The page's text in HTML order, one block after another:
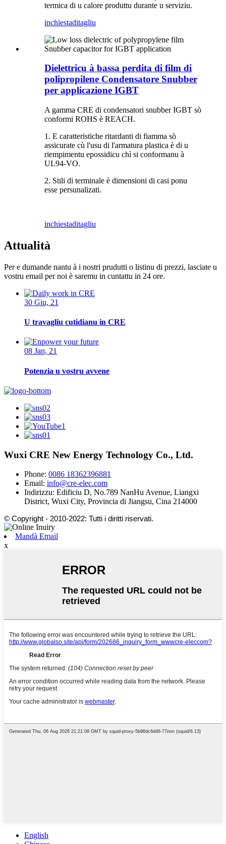
termica di u calore produttu durante u serviziu.
inchiestaditagliu
Dielettricu à bassa perdita di film di
polipropilene Condensatore Snubber
per applicazione IGBT
A gamma CRE di condensatori snubber IGBT sò
conformi ROHS è REACH.
1. E caratteristiche ritardanti di fiamma sò
assicurate cù l'usu di l'armatura plastica è di u
riempimentu epossidicu chì si conformanu à
UL94-VO.
2. Stili di terminale è dimensioni di casi ponu
esse persunalizati.
inchiestaditagliu
Attualità
Per e dumande nantu à i nostri prudutti o listinu di prezzi, lasciate u
vostru email per noi è saremu in cuntattu in 24 ore.
30 Giu, 21
U travagliu cutidianu in CRE
08 Jan, 21
Potenzia u vostru avvene
Wuxi CRE New Energy Technology Co., Ltd.
Phone: 0086 18362396881
Email: info@cre-elec.com
Indirizzu: Edificiu D, No.789 NanHu Avenue, Liangxi
District, Wuxi City, Provincia di Jiangsu, Cina 214000
© Copyright - 2010-2022: Tutti i diritti riservati.
Mandà Email
x
English